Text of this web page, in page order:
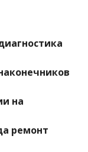
на
ремонт